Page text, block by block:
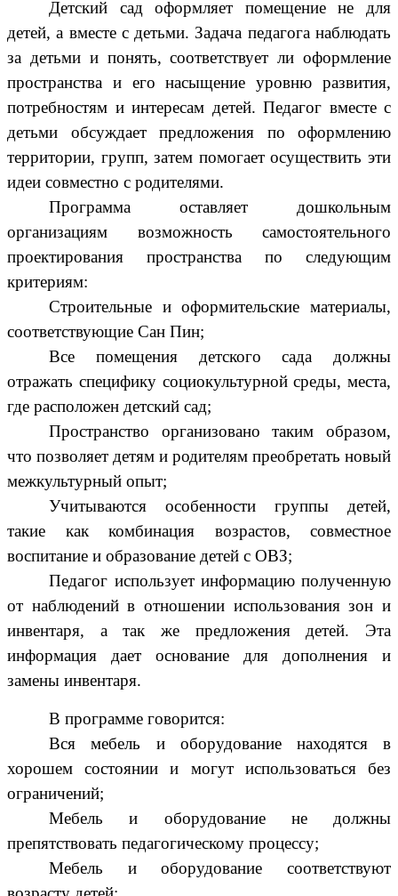
Детский сад оформляет помещение не для
детей, а вместе с детьми. Задача педагога наблюдать
за детьми и понять, соответствует ли оформление
пространства и его насыщение уровню развития,
потребностям и интересам детей. Педагог вместе с
детьми обсуждает предложения по оформлению
территории, групп, затем помогает осуществить эти
идеи совместно с родителями.
Программа оставляет дошкольным
организациям возможность самостоятельного
проектирования пространства по следующим
критериям:
Строительные и оформительские материалы,
соответствующие Сан Пин;
Все помещения детского сада должны
отражать специфику социокультурной среды, места,
где расположен детский сад;
Пространство организовано таким образом,
что позволяет детям и родителям преобретать новый
межкультурный опыт;
Учитываются особенности группы детей,
такие как комбинация возрастов, совместное
воспитание и образование детей с ОВЗ;
Педагог использует информацию полученную
от наблюдений в отношении использования зон и
инвентаря, а так же предложения детей. Эта
информация дает основание для дополнения и
замены инвентаря.
В программе говорится:
Вся мебель и оборудование находятся в
хорошем состоянии и могут использоваться без
ограничений;
Мебель и оборудование не должны
препятствовать педагогическому процессу;
Мебель и оборудование соответствуют